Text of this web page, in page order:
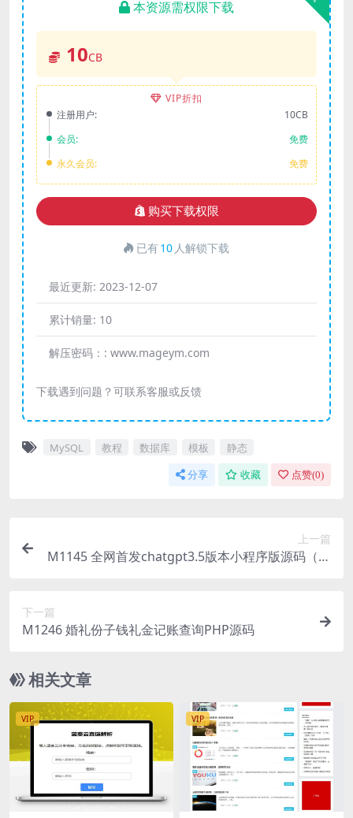
本资源需权限下载
10CB
VIP折扣
注册用户:
10CB
会员:
免费
永久会员:
免费
购买下载权限
已有10 人解锁下载
最近更新: 2023-12-07
累计销量: 10
解压密码：: www.mageym.com
下载遇到问题？可联系客服或反馈
MySQL 教程 数据库 模板 静态
分享 收藏 点赞(0)
上一篇
M1145 全网首发chatgpt3.5版本小程序版源码（更
下一篇
M1246 婚礼份子钱礼金记账查询PHP源码
相关文章
VIP VIP